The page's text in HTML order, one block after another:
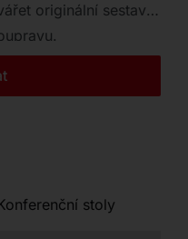
originální sestavy,
stoly